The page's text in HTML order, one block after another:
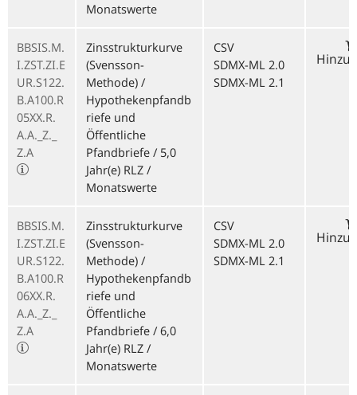
Monatswerte
BBSIS.M.
I.ZST.ZI.E
UR.S122.
B.A100.R
05XX.R.
A.A._Z._
Z.A
Zinsstrukturkurve
(Svensson-
Methode) /
Hypothekenpfandb
riefe und
Öffentliche
Pfandbriefe / 5,0
Jahr(e) RLZ /
Monatswerte
CSV
SDMX-ML 2.0
SDMX-ML 2.1
BBSIS.M.
I.ZST.ZI.E
UR.S122.
B.A100.R
06XX.R.
A.A._Z._
Z.A
Zinsstrukturkurve
(Svensson-
Methode) /
Hypothekenpfandb
riefe und
Öffentliche
Pfandbriefe / 6,0
Jahr(e) RLZ /
Monatswerte
CSV
SDMX-ML 2.0
SDMX-ML 2.1